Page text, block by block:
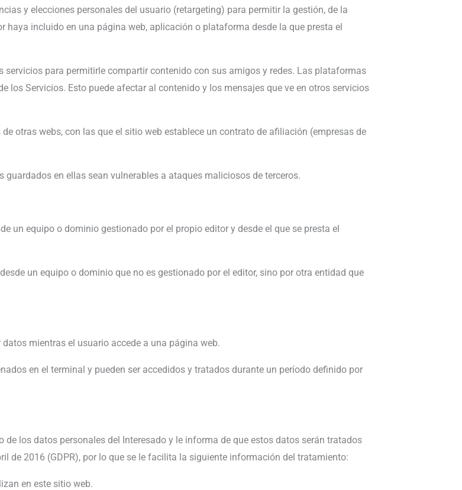
y elecciones personales del usuario (retargeting) para permitir la gestión, de la
incluido en una página web, aplicación o plataforma desde la que presta el
para permitirle compartir contenido con sus amigos y redes. Las plataformas
Servicios. Esto puede afectar al contenido y los mensajes que ve en otros servicios
otras webs, con las que el sitio web establece un contrato de afiliación (empresas de
en ellas sean vulnerables a ataques maliciosos de terceros.
un equipo o dominio gestionado por el propio editor y desde el que se presta el
un equipo o dominio que no es gestionado por el editor, sino por otra entidad que
mientras el usuario accede a una página web.
en el terminal y pueden ser accedidos y tratados durante un período definido por
de los datos personales del Interesado y le informa de que estos datos serán tratados
de 2016 (GDPR), por lo que se le facilita la siguiente información del tratamiento:
en este sitio web.